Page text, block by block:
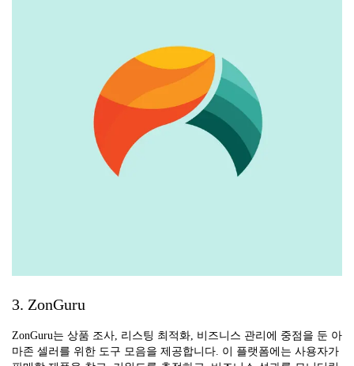
3. ZonGuru
ZonGuru는 상품 조사, 리스팅 최적화, 비즈니스 관리에 중점을 둔 아
마존 셀러를 위한 도구 모음을 제공합니다. 이 플랫폼에는 사용자가